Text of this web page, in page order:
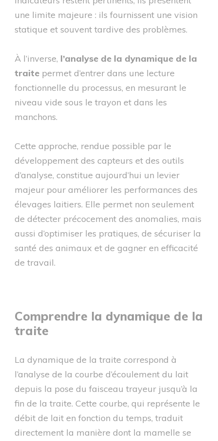
une limite majeure : ils fournissent une vision
statique et souvent tardive des problèmes.
À l’inverse, l’analyse de la dynamique de la
traite permet d’entrer dans une lecture
fonctionnelle du processus, en mesurant le
niveau vide sous le trayon et dans les
manchons.
Cette approche, rendue possible par le
développement des capteurs et des outils
d’analyse, constitue aujourd’hui un levier
majeur pour améliorer les performances des
élevages laitiers. Elle permet non seulement
de détecter précocement des anomalies, mais
aussi d’optimiser les pratiques, de sécuriser la
santé des animaux et de gagner en efficacité
de travail.
Comprendre la dynamique de la
traite
La dynamique de la traite correspond à
l’analyse de la courbe d’écoulement du lait
depuis la pose du faisceau trayeur jusqu’à la
fin de la traite. Cette courbe, qui représente le
débit de lait en fonction du temps, traduit
directement la manière dont la mamelle se